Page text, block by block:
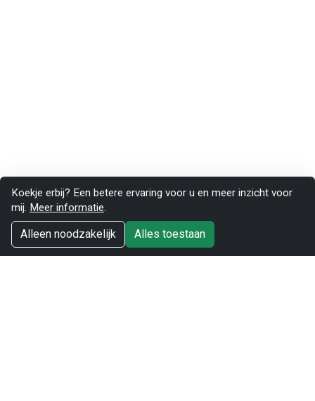
Koekje erbij? Een betere ervaring voor u en meer inzicht voor
mij. Meer informatie.
Alleen noodzakelijk Alles toestaan